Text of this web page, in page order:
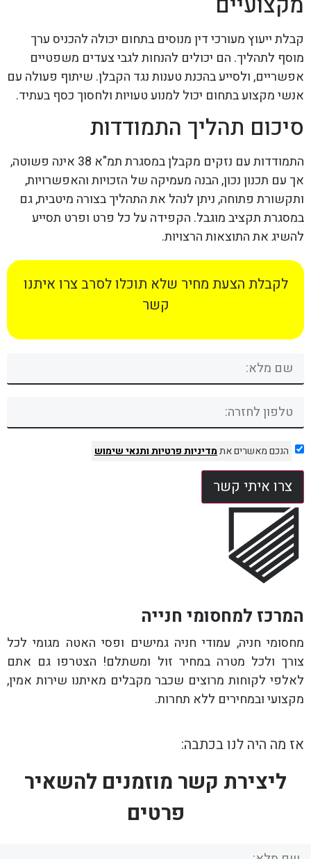
קבלת ייעוץ מעורכי דין מנוסים בתחום יכולה להכניס ערך
מוסף לתהליך. הם יכולים להנחות לגבי צעדים משפטיים
אפשריים, ולסייע בהכנת טענות נגד הקבלן. שיתוף פעולה עם
אנשי מקצוע בתחום יכול למנוע טעויות ולחסוך כסף בעתיד.
סיכום תהליך התמודדות
התמודדות עם נזקים מקבלן במסגרת תמ"א 38 אינה פשוטה,
אך עם תכנון נכון, הבנה מעמיקה של הזכויות והאפשרויות,
ותקשורת פתוחה, ניתן לנהל את התהליך בצורה מיטבית, גם
במסגרת תקציב מוגבל. הקפידה על כל פרט ופרט תסייע
להשיג את התוצאות הרצויות.
לקבלת הצעת מחיר שלא תוכלו לסרב צרו איתנו
קשר
הנכם מאשרים אתמדיניות פרטיותותנאי שימוש
צרו איתי קשר
המרכז למחסומי חנייה
מחסומי חניה, עמודי חניה גמישים ופסי האטה מגומי לכל
צורך ולכל מטרה במחיר זול ומשתלם! הצטרפו גם אתם
לאלפי לקוחות מרוצים שכבר מקבלים מאיתנו שירות אמין,
מקצועי ובמחירים ללא תחרות.
אז מה היה לנו בכתבה:
ליצירת קשר מוזמנים להשאיר
פרטים